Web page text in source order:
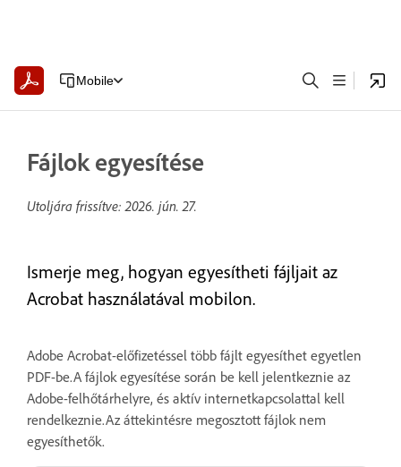
Mobile
Fájlok egyesítése
Utoljára frissítve:2026. jún. 27.
Ismerje meg, hogyan egyesítheti fájljait az
Acrobat használatával mobilon.
Adobe Acrobat-előfizetéssel több fájlt egyesíthet egyetlen
PDF-be.A fájlok egyesítése során be kell jelentkeznie az
Adobe-felhőtárhelyre, és aktív internetkapcsolattal kell
rendelkeznie.Az áttekintésre megosztott fájlok nem
egyesíthetők.